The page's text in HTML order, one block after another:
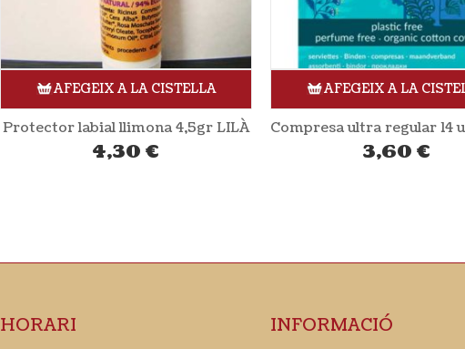
AFEGEIX A LA CISTELLA
Compresa ultra regular 14 unitats NATRACARE
3,60 €
AFEGEIX A LA
15,80€
HORARI INFORMACIÓ